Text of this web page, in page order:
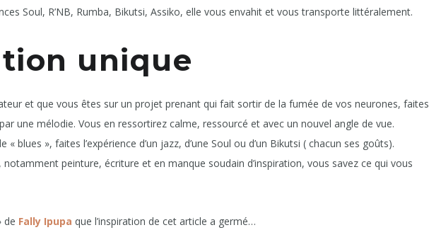
Soul, R’NB, Rumba, Bikutsi, Assiko, elle vous envahit et vous transporte littéralement.
unique
et que vous êtes sur un projet prenant qui fait sortir de la fumée de vos neurones, faites
une mélodie. Vous en ressortirez calme, ressourcé et avec un nouvel angle de vue.
blues », faites l’expérience d’un jazz, d’une Soul ou d’un Bikutsi ( chacun ses goûts).
peinture, écriture et en manque soudain d’inspiration, vous savez ce qui vous
de Fally Ipupa que l’inspiration de cet article a germé…